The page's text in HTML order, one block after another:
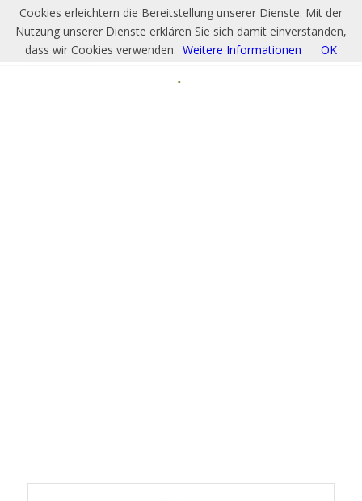
Cookies erleichtern die Bereitstellung unserer Dienste. Mit der
Nutzung unserer Dienste erklären Sie sich damit einverstanden,
dass wir Cookies verwenden. Weitere Informationen OK